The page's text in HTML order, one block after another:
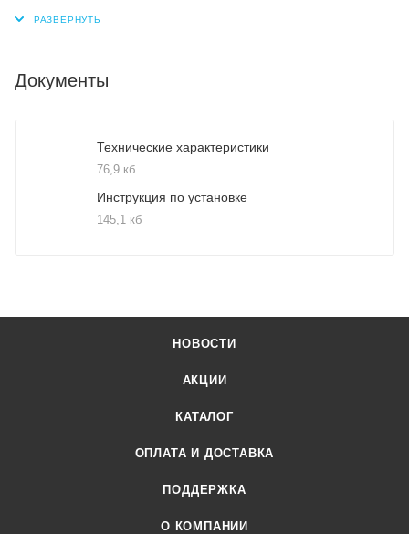
Документы
Технические характеристики
76,9 кб
Инструкция по установке
145,1 кб
НОВОСТИ
АКЦИИ
КАТАЛОГ
ОПЛАТА И ДОСТАВКА
ПОДДЕРЖКА
О КОМПАНИИ